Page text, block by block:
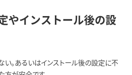
やインストール後の設
い。あるいはインストール後の設定に不